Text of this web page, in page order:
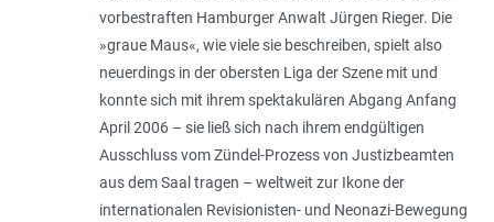
vorbestraften Hamburger Anwalt Jürgen Rieger. Die
»graue Maus«, wie viele sie beschreiben, spielt also
neuerdings in der obersten Liga der Szene mit und
konnte sich mit ihrem spektakulären Abgang Anfang
April 2006 – sie ließ sich nach ihrem endgültigen
Ausschluss vom Zündel-Prozess von Justizbeamten
aus dem Saal tragen – weltweit zur Ikone der
internationalen Revisionisten- und Neonazi-Bewegung